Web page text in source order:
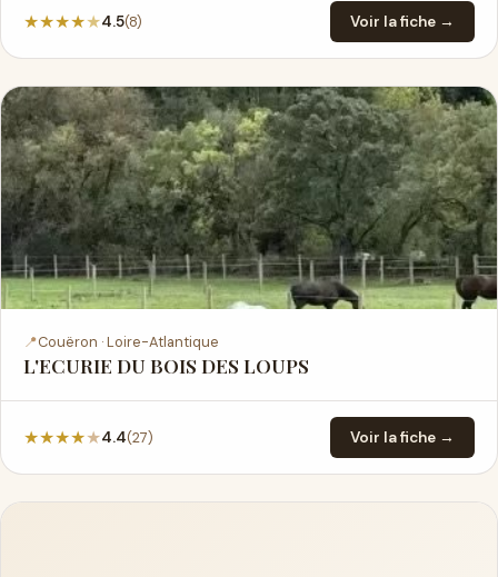
★★★★★4.5(8) Voir la fiche →
📍Couëron · Loire-Atlantique
L'ECURIE DU BOIS DES LOUPS
★★★★★4.4(27) Voir la fiche →